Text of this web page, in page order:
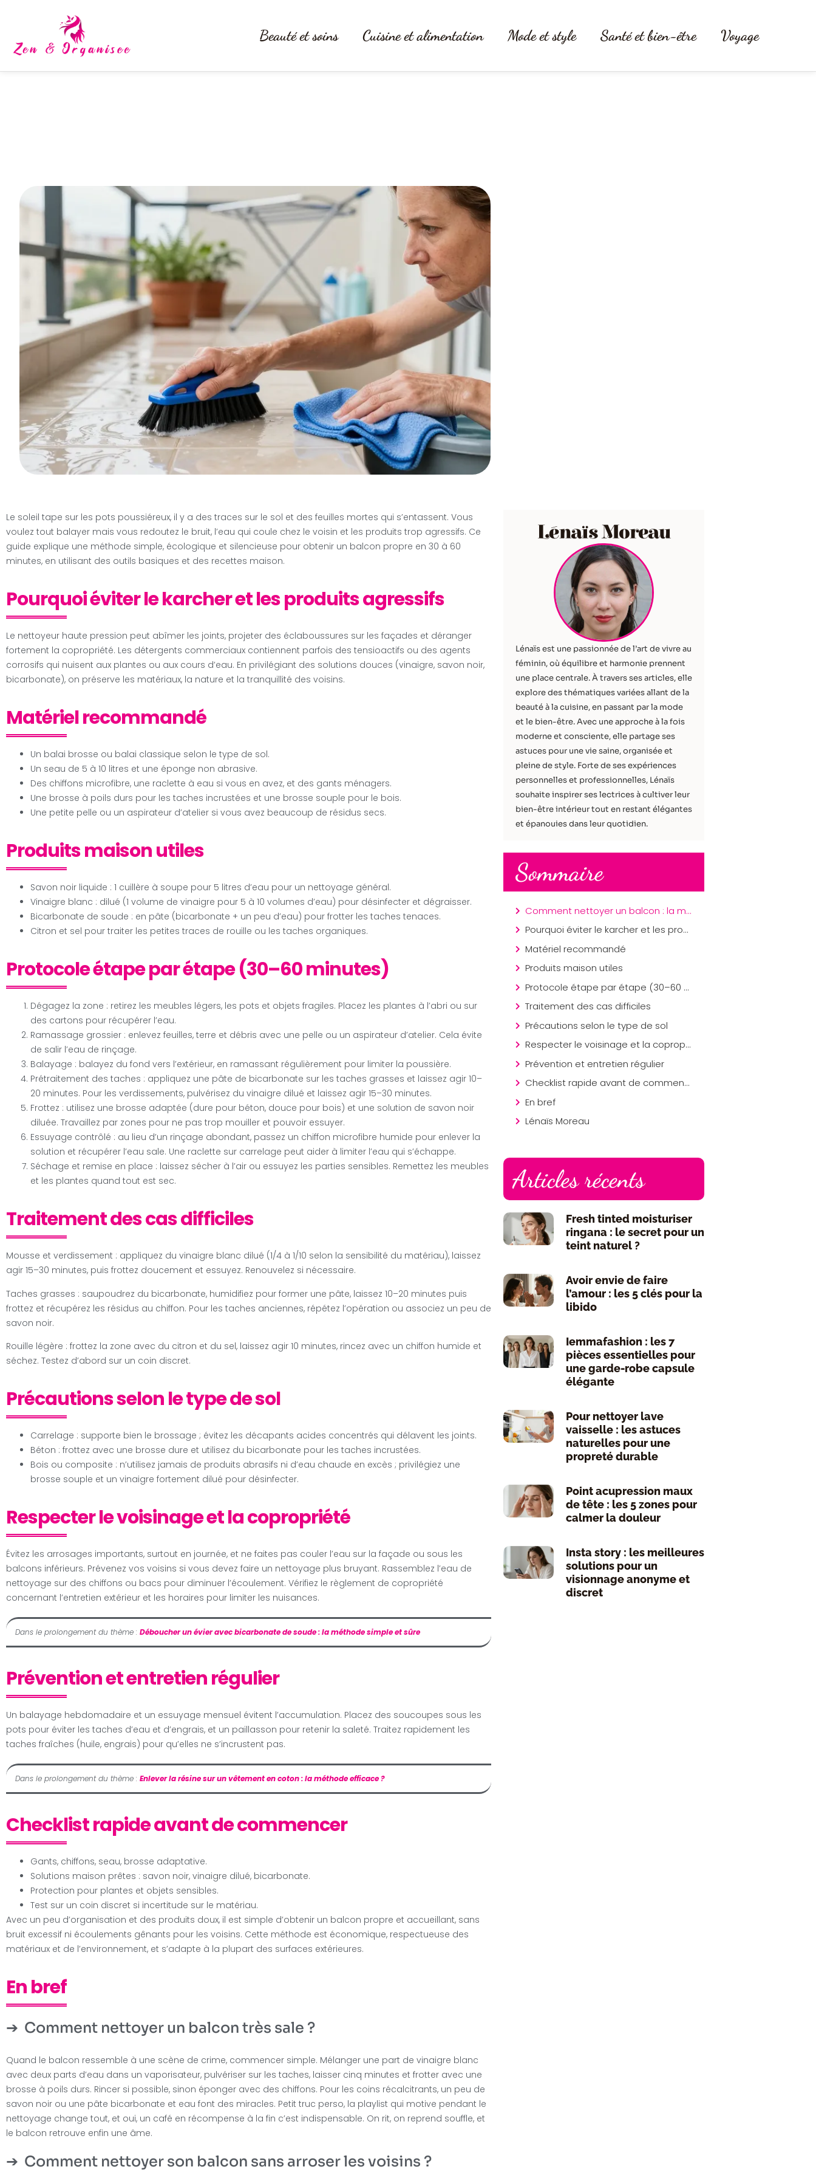
Beauté et soins Cuisine et alimentation Mode et style Santé et bien-être Voyage
Le soleil tape sur les pots poussiéreux, il y a des traces sur le sol et des feuilles mortes qui s’entassent. Vous
voulez tout balayer mais vous redoutez le bruit, l’eau qui coule chez le voisin et les produits trop agressifs. Ce
guide explique une méthode simple, écologique et silencieuse pour obtenir un balcon propre en 30 à 60
minutes, en utilisant des outils basiques et des recettes maison.
Pourquoi éviter le karcher et les produits agressifs
Le nettoyeur haute pression peut abîmer les joints, projeter des éclaboussures sur les façades et déranger
fortement la copropriété. Les détergents commerciaux contiennent parfois des tensioactifs ou des agents
corrosifs qui nuisent aux plantes ou aux cours d’eau. En privilégiant des solutions douces (vinaigre, savon noir,
bicarbonate), on préserve les matériaux, la nature et la tranquillité des voisins.
Matériel recommandé
Un balai brosse ou balai classique selon le type de sol.
Un seau de 5 à 10 litres et une éponge non abrasive.
Des chiffons microfibre, une raclette à eau si vous en avez, et des gants ménagers.
Une brosse à poils durs pour les taches incrustées et une brosse souple pour le bois.
Une petite pelle ou un aspirateur d’atelier si vous avez beaucoup de résidus secs.
Produits maison utiles
Savon noir liquide : 1 cuillère à soupe pour 5 litres d’eau pour un nettoyage général.
Vinaigre blanc : dilué (1 volume de vinaigre pour 5 à 10 volumes d’eau) pour désinfecter et dégraisser.
Bicarbonate de soude : en pâte (bicarbonate + un peu d’eau) pour frotter les taches tenaces.
Citron et sel pour traiter les petites traces de rouille ou les taches organiques.
Protocole étape par étape (30–60 minutes)
Dégagez la zone : retirez les meubles légers, les pots et objets fragiles. Placez les plantes à l’abri ou sur
des cartons pour récupérer l’eau.
Ramassage grossier : enlevez feuilles, terre et débris avec une pelle ou un aspirateur d’atelier. Cela évite
de salir l’eau de rinçage.
Balayage : balayez du fond vers l’extérieur, en ramassant régulièrement pour limiter la poussière.
Prétraitement des taches : appliquez une pâte de bicarbonate sur les taches grasses et laissez agir 10–
20 minutes. Pour les verdissements, pulvérisez du vinaigre dilué et laissez agir 15–30 minutes.
Frottez : utilisez une brosse adaptée (dure pour béton, douce pour bois) et une solution de savon noir
diluée. Travaillez par zones pour ne pas trop mouiller et pouvoir essuyer.
Essuyage contrôlé : au lieu d’un rinçage abondant, passez un chiffon microfibre humide pour enlever la
solution et récupérer l’eau sale. Une raclette sur carrelage peut aider à limiter l’eau qui s’échappe.
Séchage et remise en place : laissez sécher à l’air ou essuyez les parties sensibles. Remettez les meubles
et les plantes quand tout est sec.
Traitement des cas difficiles
Mousse et verdissement : appliquez du vinaigre blanc dilué (1/4 à 1/10 selon la sensibilité du matériau), laissez
agir 15–30 minutes, puis frottez doucement et essuyez. Renouvelez si nécessaire.
Taches grasses : saupoudrez du bicarbonate, humidifiez pour former une pâte, laissez 10–20 minutes puis
frottez et récupérez les résidus au chiffon. Pour les taches anciennes, répétez l’opération ou associez un peu de
savon noir.
Rouille légère : frottez la zone avec du citron et du sel, laissez agir 10 minutes, rincez avec un chiffon humide et
séchez. Testez d’abord sur un coin discret.
Précautions selon le type de sol
Carrelage : supporte bien le brossage ; évitez les décapants acides concentrés qui délavent les joints.
Béton : frottez avec une brosse dure et utilisez du bicarbonate pour les taches incrustées.
Bois ou composite : n’utilisez jamais de produits abrasifs ni d’eau chaude en excès ; privilégiez une
brosse souple et un vinaigre fortement dilué pour désinfecter.
Respecter le voisinage et la copropriété
Évitez les arrosages importants, surtout en journée, et ne faites pas couler l’eau sur la façade ou sous les
balcons inférieurs. Prévenez vos voisins si vous devez faire un nettoyage plus bruyant. Rassemblez l’eau de
nettoyage sur des chiffons ou bacs pour diminuer l’écoulement. Vérifiez le règlement de copropriété
concernant l’entretien extérieur et les horaires pour limiter les nuisances.
Dans le prolongement du thème : Déboucher un évier avec bicarbonate de soude : la méthode simple et sûre
Prévention et entretien régulier
Un balayage hebdomadaire et un essuyage mensuel évitent l’accumulation. Placez des soucoupes sous les
pots pour éviter les taches d’eau et d’engrais, et un paillasson pour retenir la saleté. Traitez rapidement les
taches fraîches (huile, engrais) pour qu’elles ne s’incrustent pas.
Dans le prolongement du thème : Enlever la résine sur un vêtement en coton : la méthode efficace ?
Checklist rapide avant de commencer
Gants, chiffons, seau, brosse adaptative.
Solutions maison prêtes : savon noir, vinaigre dilué, bicarbonate.
Protection pour plantes et objets sensibles.
Test sur un coin discret si incertitude sur le matériau.
Avec un peu d’organisation et des produits doux, il est simple d’obtenir un balcon propre et accueillant, sans
bruit excessif ni écoulements gênants pour les voisins. Cette méthode est économique, respectueuse des
matériaux et de l’environnement, et s’adapte à la plupart des surfaces extérieures.
En bref
Comment nettoyer un balcon très sale ?
Quand le balcon ressemble à une scène de crime, commencer simple. Mélanger une part de vinaigre blanc
avec deux parts d’eau dans un vaporisateur, pulvériser sur les taches, laisser cinq minutes et frotter avec une
brosse à poils durs. Rincer si possible, sinon éponger avec des chiffons. Pour les coins récalcitrants, un peu de
savon noir ou une pâte bicarbonate et eau font des miracles. Petit truc perso, la playlist qui motive pendant le
nettoyage change tout, et oui, un café en récompense à la fin c’est indispensable. On rit, on reprend souffle, et
le balcon retrouve enfin une âme.
Comment nettoyer son balcon sans arroser les voisins ?
Lénaïs Moreau
Lénaïs est une passionnée de l’art de vivre au
féminin, où équilibre et harmonie prennent
une place centrale. À travers ses articles, elle
explore des thématiques variées allant de la
beauté à la cuisine, en passant par la mode
et le bien-être. Avec une approche à la fois
moderne et consciente, elle partage ses
astuces pour une vie saine, organisée et
pleine de style. Forte de ses expériences
personnelles et professionnelles, Lénaïs
souhaite inspirer ses lectrices à cultiver leur
bien-être intérieur tout en restant élégantes
et épanouies dans leur quotidien.
Sommaire
Comment nettoyer un balcon : la méthode sans karcher ni produit chimique
Pourquoi éviter le karcher et les produits agressifs
Matériel recommandé
Produits maison utiles
Protocole étape par étape (30–60 minutes)
Traitement des cas difficiles
Précautions selon le type de sol
Respecter le voisinage et la copropriété
Prévention et entretien régulier
Checklist rapide avant de commencer
En bref
Lénaïs Moreau
Articles récents
Fresh tinted moisturiser
ringana : le secret pour un
teint naturel ?
Avoir envie de faire
l’amour : les 5 clés pour la
libido
Iemmafashion : les 7
pièces essentielles pour
une garde-robe capsule
élégante
Pour nettoyer lave
vaisselle : les astuces
naturelles pour une
propreté durable
Point acupression maux
de tête : les 5 zones pour
calmer la douleur
Insta story : les meilleures
solutions pour un
visionnage anonyme et
discret